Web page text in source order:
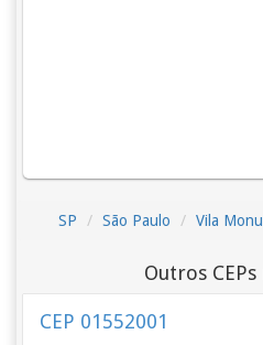
SP São Paulo Vila
Outros
CEP 01552001